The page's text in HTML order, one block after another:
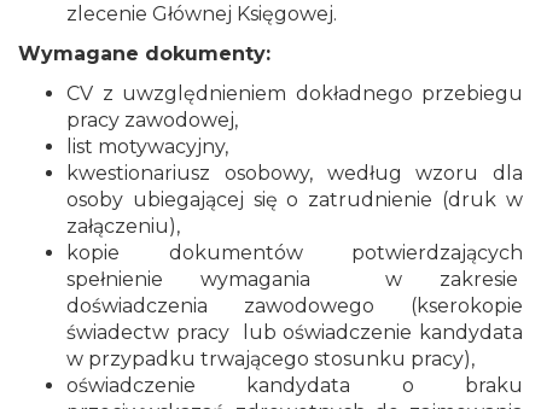
zlecenie Głównej Księgowej.
Wymagane dokumenty:
CV z uwzględnieniem dokładnego przebiegu
pracy zawodowej,
list motywacyjny,
kwestionariusz osobowy, według wzoru dla
osoby ubiegającej się o zatrudnienie (druk w
załączeniu),
kopie dokumentów potwierdzających
spełnienie wymagania w zakresie
doświadczenia zawodowego (kserokopie
świadectw pracy lub oświadczenie kandydata
w przypadku trwającego stosunku pracy),
oświadczenie kandydata o braku